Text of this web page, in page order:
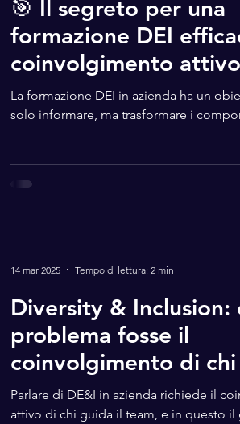
🎯 Il segreto per una
formazione DEI
coinvolgimento attivo
La formazione DEI in azienda ha un
solo informare, ma trasformare i
Diversity & Inclusion:
problema fosse il
coinvolgimento di
team?
Parlare di DE&I in azienda richiede il
attivo di chi guida il team, e in questo
14 mar 2025 Tempo di lettura: 2 min